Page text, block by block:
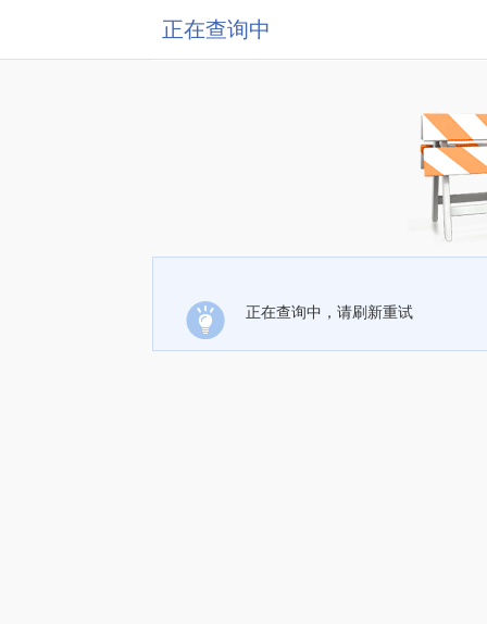
正在查询中
正在查询中，请刷新重试